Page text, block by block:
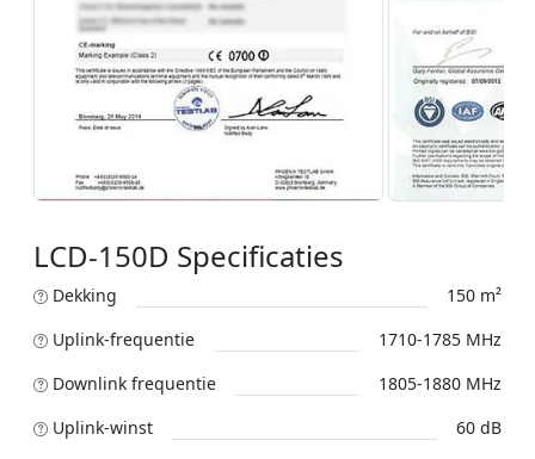
LCD-150D Specificaties
Dekking
150 m²
Uplink-frequentie
1710-1785 MHz
Downlink frequentie
1805-1880 MHz
Uplink-winst
60 dB